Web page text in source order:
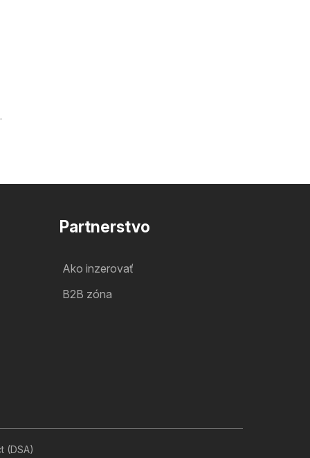
Partnerstvo
Ako inzerovať
B2B zóna
(DSA)